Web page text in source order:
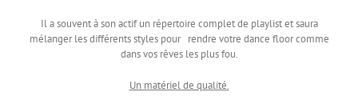
Il a souvent à son actif un répertoire complet de playlist et saura
mélanger les différents styles pour rendre votre dance floor comme
dans vos rêves les plus fou.
Un matériel de qualité.